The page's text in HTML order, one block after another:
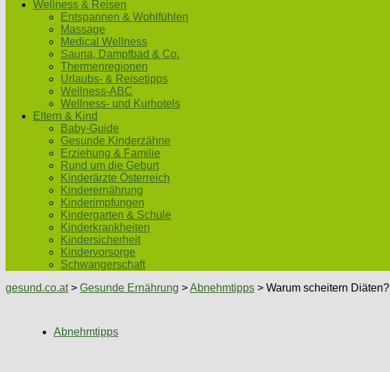
Wellness & Reisen
Entspannen & Wohlfühlen
Massage
Medical Wellness
Sauna, Dampfbad & Co.
Thermenregionen
Urlaubs- & Reisetipps
Wellness-ABC
Wellness- und Kurhotels
Eltern & Kind
Baby-Guide
Gesunde Kinderzähne
Erziehung & Familie
Rund um die Geburt
Kinderärzte Österreich
Kinderernährung
Kinderimpfungen
Kindergarten & Schule
Kinderkrankheiten
Kindersicherheit
Kindervorsorge
Schwangerschaft
gesund.co.at> Gesunde Ernährung >Abnehmtipps > Warum scheitern Diäten?
Abnehmtipps